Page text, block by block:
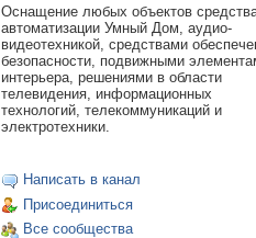
Оснащение любых объектов
автоматизации Умный Дом, аудио-
видеотехникой, средствами
безопасности, подвижными
интерьера, решениями в области
телевидения, информационных
технологий, телекоммуникаций и
электротехники.
Написать в канал
Присоединиться
Все сообщества